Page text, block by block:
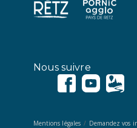
Nous suivre
Mentions légales Demandez vos